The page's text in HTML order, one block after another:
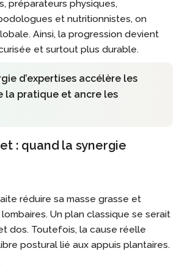
préparateurs physiques,
et nutritionnistes, on
Ainsi, la progression devient
et surtout plus durable.
d’expertises accélère les
la pratique et ancre les
: quand la synergie
réduire sa masse grasse et
Un plan classique se serait
dos. Toutefois, la cause réelle
postural lié aux appuis plantaires.